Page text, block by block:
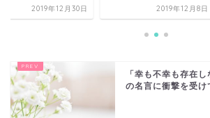
2019年12月8日 2019年12月18日
「幸も不幸も存在
の名言に衝撃を受け